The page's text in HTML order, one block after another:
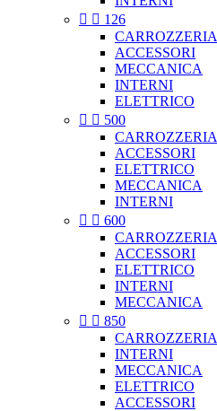
  126
CARROZZERIA
ACCESSORI
MECCANICA
INTERNI
ELETTRICO
  500
CARROZZERIA
ACCESSORI
ELETTRICO
MECCANICA
INTERNI
  600
CARROZZERIA
ACCESSORI
ELETTRICO
INTERNI
MECCANICA
  850
CARROZZERIA
INTERNI
MECCANICA
ELETTRICO
ACCESSORI